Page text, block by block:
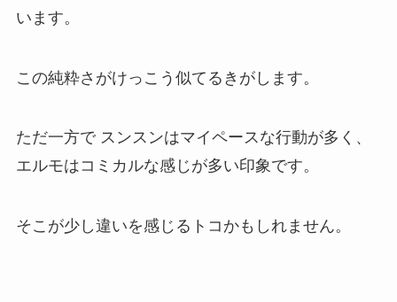
います。
この純粋さがけっこう似てるきがします。
ただ一方で スンスンはマイペースな行動が多く、
エルモはコミカルな感じが多い印象です。
そこが少し違いを感じるトコかもしれません。